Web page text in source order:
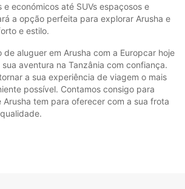
económicos até SUVs espaçosos e
a opção perfeita para explorar Arusha e
e estilo.
de aluguer em Arusha com a Europcar hoje
aventura na Tanzânia com confiança.
a sua experiência de viagem o mais
possível. Contamos consigo para
tem para oferecer com a sua frota